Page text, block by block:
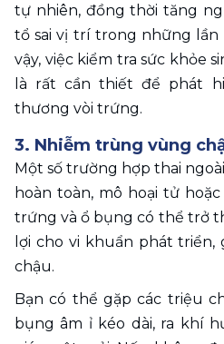
tự nhiên, đồng thời tăng
tổ sai vị trí trong những lần
vậy, việc kiểm tra sức khỏe
là rất cần thiết để phát
thương vòi trứng.
3. Nhiễm trùng vùng
Một số trường hợp thai
hoàn toàn, mô hoại tử
trứng và ổ bụng có thể trở
lợi cho vi khuẩn phát
chậu.
Bạn có thể gặp các triệu
bụng âm ỉ kéo dài, ra khí